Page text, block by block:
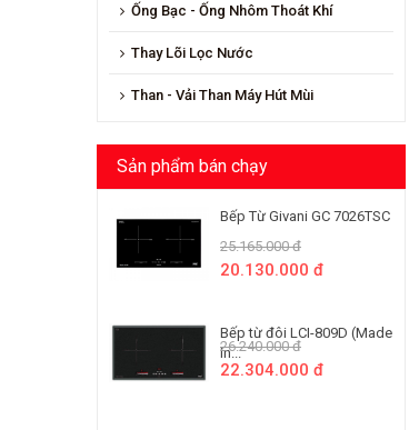
Ống Bạc - Ống Nhôm Thoát Khí
Thay Lõi Lọc Nước
Than - Vải Than Máy Hút Mùi
Sản phẩm bán chạy
Bếp Từ Givani GC 7026TSC
25.165.000 đ
20.130.000 đ
Bếp từ đôi LCI-809D (Made
In...
26.240.000 đ
22.304.000 đ